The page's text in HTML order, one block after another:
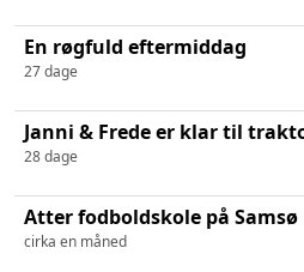
En røgfuld eftermiddag
27 dage
Janni & Frede er klar til
28 dage
Atter fodboldskole på Samsø
cirka en måned